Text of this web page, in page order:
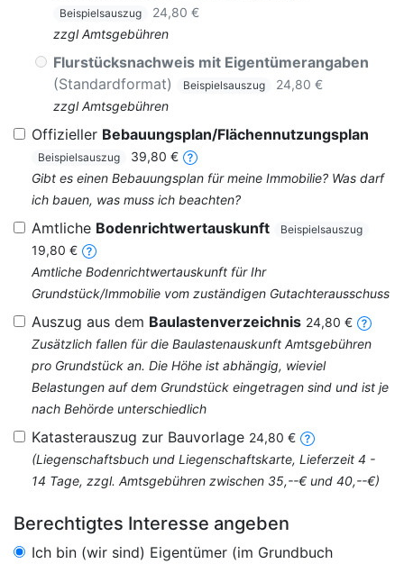
Beispielsauszug
24,80 €
zzgl Amtsgebühren
Flurstücksnachweis mit Eigentümerangaben
(Standardformat)
Beispielsauszug
24,80 €
zzgl Amtsgebühren
Offizieller Bebauungsplan/Flächennutzungsplan
Beispielsauszug
39,80 €
Gibt es einen Bebauungsplan für meine Immobilie? Was darf
ich bauen, was muss ich beachten?
Amtliche Bodenrichtwertauskunft Beispielsauszug
19,80 €
Amtliche Bodenrichtwertauskunft für Ihr
Grundstück/Immobilie vom zuständigen Gutachterausschuss
Auszug aus dem Baulastenverzeichnis 24,80 €
Zusätzlich fallen für die Baulastenauskunft Amtsgebühren
pro Grundstück an. Die Höhe ist abhängig, wieviel
Belastungen auf dem Grundstück eingetragen sind und ist je
nach Behörde unterschiedlich
Katasterauszug zur Bauvorlage 24,80 €
(Liegenschaftsbuch und Liegenschaftskarte, Lieferzeit 4 -
14 Tage, zzgl. Amtsgebühren zwischen 35,--€ und 40,--€)
Berechtigtes Interesse angeben
Ich bin (wir sind) Eigentümer (im Grundbuch